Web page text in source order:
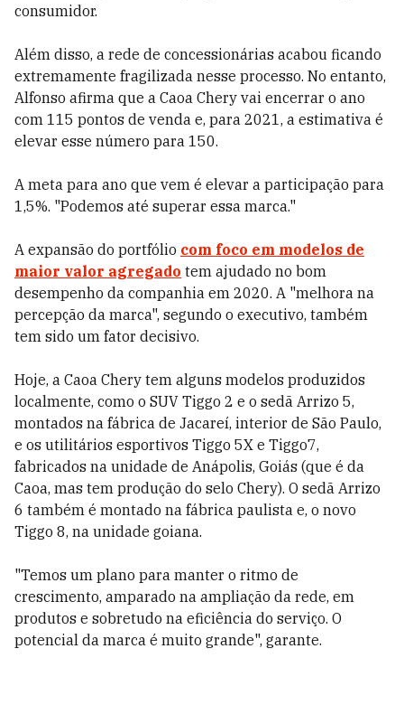
consumidor.
Além disso, a rede de concessionárias acabou ficando
extremamente fragilizada nesse processo. No entanto,
Alfonso afirma que a Caoa Chery vai encerrar o ano
com 115 pontos de venda e, para 2021, a estimativa é
elevar esse número para 150.
A meta para ano que vem é elevar a participação para
1,5%. "Podemos até superar essa marca."
A expansão do portfólio com foco em modelos de
maior valor agregado tem ajudado no bom
desempenho da companhia em 2020. A "melhora na
percepção da marca", segundo o executivo, também
tem sido um fator decisivo.
Hoje, a Caoa Chery tem alguns modelos produzidos
localmente, como o SUV Tiggo 2 e o sedã Arrizo 5,
montados na fábrica de Jacareí, interior de São Paulo,
e os utilitários esportivos Tiggo 5X e Tiggo7,
fabricados na unidade de Anápolis, Goiás (que é da
Caoa, mas tem produção do selo Chery). O sedã Arrizo
6 também é montado na fábrica paulista e, o novo
Tiggo 8, na unidade goiana.
"Temos um plano para manter o ritmo de
crescimento, amparado na ampliação da rede, em
produtos e sobretudo na eficiência do serviço. O
potencial da marca é muito grande", garante.